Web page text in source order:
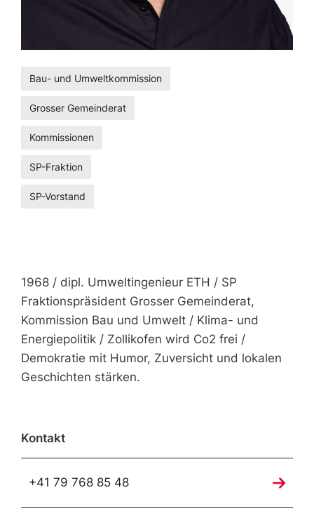
Bau- und Umweltkommission
Grosser Gemeinderat
Kommissionen
SP-Fraktion
SP-Vorstand
1968 / dipl. Umweltingenieur ETH / SP
Fraktionspräsident Grosser Gemeinderat,
Kommission Bau und Umwelt / Klima- und
Energiepolitik / Zollikofen wird Co2 frei /
Demokratie mit Humor, Zuversicht und lokalen
Geschichten stärken.
Kontakt
+41 79 768 85 48